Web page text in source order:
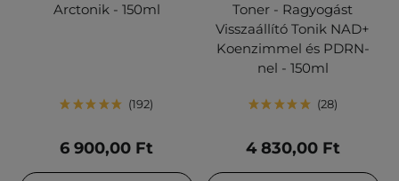
Arctonik - 150ml
192
6 900,00 Ft
Toner - Ragyogást
Visszaállító Tonik NAD+
Koenzimmel és PDRN-
nel - 150ml
28
4 830,00 Ft